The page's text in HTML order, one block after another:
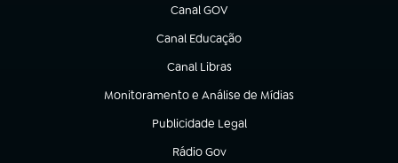
Canal GOV
(abre em nova aba)
Canal Educação
(abre em nova aba)
Canal Libras
(abre em nova aba)
Monitoramento e Análise de Mídias
(abre em nova aba)
Publicidade Legal
(abre em nova aba)
Rádio Gov
(abre em nova aba)